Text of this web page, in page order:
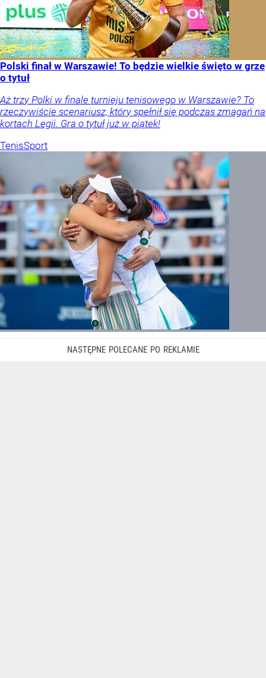
Polski finał w Warszawie! To będzie wielkie święto w grze
o tytuł
Aż trzy Polki w finale turnieju tenisowego w Warszawie? To
rzeczywiście scenariusz, który spełnił się podczas zmagań na
kortach Legii. Gra o tytuł już w piątek!
TenisSport